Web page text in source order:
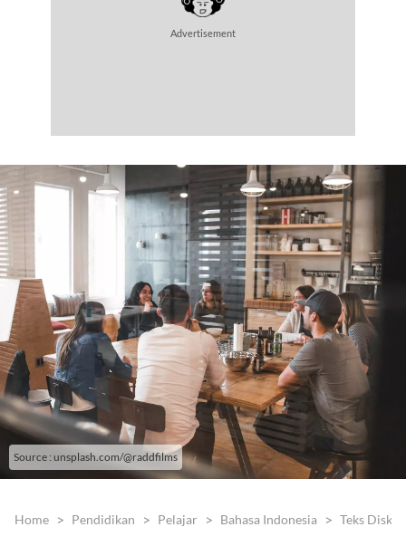
Advertisement
Source : unsplash.com/@raddfilms
Home Pendidikan Pelajar Bahasa Indonesia Teks